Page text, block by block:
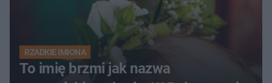
RZADKIE IMIONA
To imię brzmi jak nazwa